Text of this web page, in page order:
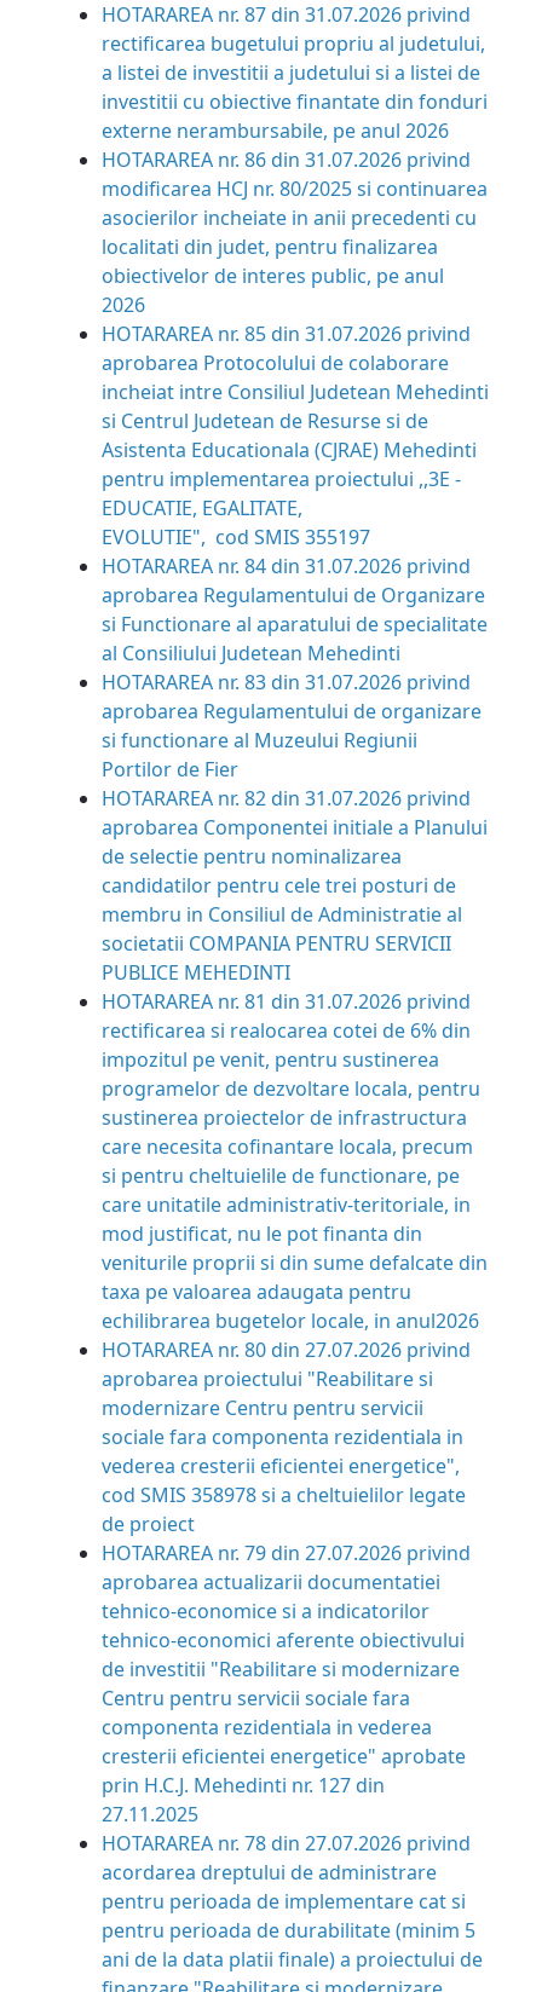
HOTARAREA nr. 87 din 31.07.2026 privind
rectificarea bugetului propriu al judetului,
a listei de investitii a judetului si a listei de
investitii cu obiective finantate din fonduri
externe nerambursabile, pe anul 2026
HOTARAREA nr. 86 din 31.07.2026 privind
modificarea HCJ nr. 80/2025 si continuarea
asocierilor incheiate in anii precedenti cu
localitati din judet, pentru finalizarea
obiectivelor de interes public, pe anul
2026
HOTARAREA nr. 85 din 31.07.2026 privind
aprobarea Protocolului de colaborare
incheiat intre Consiliul Judetean Mehedinti
si Centrul Judetean de Resurse si de
Asistenta Educationala (CJRAE) Mehedinti
pentru implementarea proiectului ,,3E -
EDUCATIE, EGALITATE,
EVOLUTIE", cod SMIS 355197
HOTARAREA nr. 84 din 31.07.2026 privind
aprobarea Regulamentului de Organizare
si Functionare al aparatului de specialitate
al Consiliului Judetean Mehedinti
HOTARAREA nr. 83 din 31.07.2026 privind
aprobarea Regulamentului de organizare
si functionare al Muzeului Regiunii
Portilor de Fier
HOTARAREA nr. 82 din 31.07.2026 privind
aprobarea Componentei initiale a Planului
de selectie pentru nominalizarea
candidatilor pentru cele trei posturi de
membru in Consiliul de Administratie al
societatii COMPANIA PENTRU SERVICII
PUBLICE MEHEDINTI
HOTARAREA nr. 81 din 31.07.2026 privind
rectificarea si realocarea cotei de 6% din
impozitul pe venit, pentru sustinerea
programelor de dezvoltare locala, pentru
sustinerea proiectelor de infrastructura
care necesita cofinantare locala, precum
si pentru cheltuielile de functionare, pe
care unitatile administrativ-teritoriale, in
mod justificat, nu le pot finanta din
veniturile proprii si din sume defalcate din
taxa pe valoarea adaugata pentru
echilibrarea bugetelor locale, in anul2026
HOTARAREA nr. 80 din 27.07.2026 privind
aprobarea proiectului "Reabilitare si
modernizare Centru pentru servicii
sociale fara componenta rezidentiala in
vederea cresterii eficientei energetice",
cod SMIS 358978 si a cheltuielilor legate
de proiect
HOTARAREA nr. 79 din 27.07.2026 privind
aprobarea actualizarii documentatiei
tehnico-economice si a indicatorilor
tehnico-economici aferente obiectivului
de investitii "Reabilitare si modernizare
Centru pentru servicii sociale fara
componenta rezidentiala in vederea
cresterii eficientei energetice" aprobate
prin H.C.J. Mehedinti nr. 127 din
27.11.2025
HOTARAREA nr. 78 din 27.07.2026 privind
acordarea dreptului de administrare
pentru perioada de implementare cat si
pentru perioada de durabilitate (minim 5
ani de la data platii finale) a proiectului de